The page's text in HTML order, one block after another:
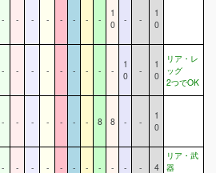
- - - - - - - -
1
0
- -
1
0
- - - - - - - - -
1
0
-
1
0
リア・レ
ッグ
2つでOK
- - - - - - - 8 8 - -
1
0
- - - - - - - - - - - 4
リア・武
器